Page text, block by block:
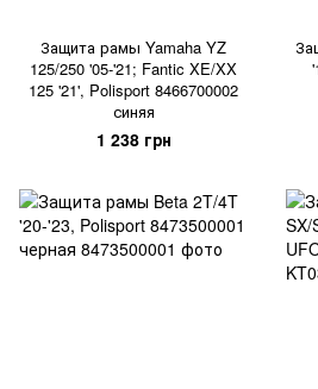
Защита рамы Yamaha YZ
125/250 '05-'21; Fantic XE/XX
125 '21', Polisport 8466700002
синяя
1 238 грн